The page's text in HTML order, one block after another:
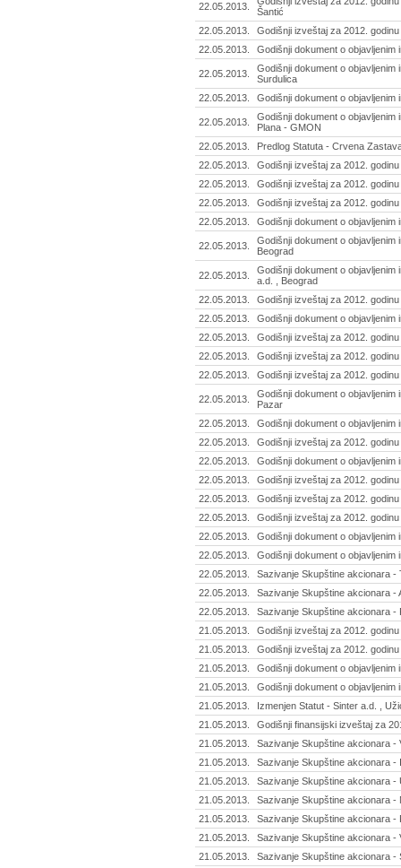
22.05.2013.
Šantić
22.05.2013.
Godišnji izveštaj za 2012.
22.05.2013.
Godišnji dokument o
22.05.2013.
Godišnji dokument o objavljenim
Surdulica
22.05.2013.
Godišnji dokument o
22.05.2013.
Godišnji dokument o objavljenim
Plana - GMON
22.05.2013.
Predlog Statuta - Crvena
22.05.2013.
Godišnji izveštaj za 2012.
22.05.2013.
Godišnji izveštaj za 2012.
22.05.2013.
Godišnji izveštaj za 2012.
22.05.2013.
Godišnji dokument o objavljenim
22.05.2013.
Godišnji dokument o
Beograd
22.05.2013.
Godišnji dokument o
a.d. , Beograd
22.05.2013.
Godišnji izveštaj za 2012.
22.05.2013.
Godišnji dokument o objavljenim
22.05.2013.
Godišnji izveštaj za 2012.
22.05.2013.
Godišnji izveštaj za 2012.
22.05.2013.
Godišnji izveštaj za 2012.
22.05.2013.
Godišnji dokument o objavljenim
Pazar
22.05.2013.
Godišnji dokument o objavljenim
22.05.2013.
Godišnji izveštaj za 2012.
22.05.2013.
Godišnji dokument o
22.05.2013.
Godišnji izveštaj za 2012.
22.05.2013.
Godišnji izveštaj za 2012.
22.05.2013.
Godišnji izveštaj za 2012.
22.05.2013.
Godišnji dokument o
22.05.2013.
Godišnji dokument o
22.05.2013.
Sazivanje Skupštine akcionara
22.05.2013.
Sazivanje Skupštine akcionara -
22.05.2013.
Sazivanje Skupštine akcionara -
21.05.2013.
Godišnji izveštaj za 2012.
21.05.2013.
Godišnji izveštaj za 2012.
21.05.2013.
Godišnji dokument o objavljenim
21.05.2013.
Godišnji dokument o objavljenim
21.05.2013.
Izmenjen Statut - Sinter a.d. ,
21.05.2013.
Godišnji finansijski izveštaj za
21.05.2013.
Sazivanje Skupštine akcionara -
21.05.2013.
Sazivanje Skupštine akcionara -
21.05.2013.
Sazivanje Skupštine akcionara -
21.05.2013.
Sazivanje Skupštine akcionara -
21.05.2013.
Sazivanje Skupštine akcionara -
21.05.2013.
Sazivanje Skupštine akcionara -
21.05.2013.
Sazivanje Skupštine akcionara -